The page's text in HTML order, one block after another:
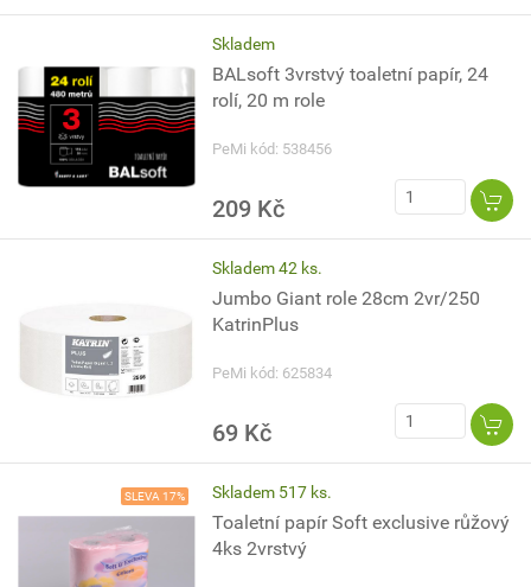
Skladem
BALsoft 3vrstvý toaletní papír, 24
rolí, 20 m role
PeMi kód: 538456
209 Kč
Skladem 42 ks.
Jumbo Giant role 28cm 2vr/250
KatrinPlus
PeMi kód: 625834
69 Kč
SLEVA 17% Skladem 517 ks.
Toaletní papír Soft exclusive růžový
4ks 2vrstvý